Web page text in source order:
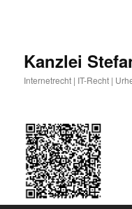
Kanzlei
Internetrecht | IT-Recht |